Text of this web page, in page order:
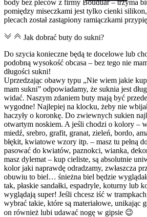
body bez pleców z firmy Bouduar – trzyma
pomiędzy miseczkami jest tylko cienki
plecach został zastąpiony ramiączkami
Jak dobrać buty do sukni?
Do szycia konieczne będą te docelowe lub
podobną wysokość obcasa – bez tego nie
długości sukni!
Uprzedzając obawy typu „Nie wiem jakie
mam sukni” odpowiadamy, że suknia jest
widać. Naszym zdaniem buty mają być
wygodne! Najlepiej na klocku, żeby nie
haczyły o koronkę. Do zwiewnych sukien
otwartym noskiem. A jeśli chodzi o kolory –
miedź, srebro, grafit, granat, zieleń, bordo,
błękit, kwiatowe wzory itp. – masz tu pełną
pasować do kwiatów, paznokci, wianka,
masz dylemat – kup cieliste, są absolutnie
kolor jaki naprawdę odradzamy, zwłaszcza
obuwiu to biel… śnieżna biel będzie
tak, płaskie sandałki, espadryle, koturny lub
wyglądają super! Jeśli chcesz iść w
wybrać takie, które są materiałowe, unikając
on również lubi udawać nogę w gipsie 😉